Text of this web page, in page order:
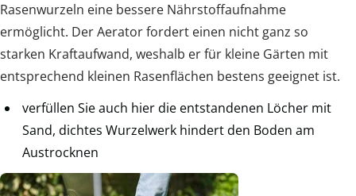
Rasenwurzeln eine bessere Nährstoffaufnahme
ermöglicht. Der Aerator fordert einen nicht ganz so
starken Kraftaufwand, weshalb er für kleine Gärten mit
entsprechend kleinen Rasenflächen bestens geeignet ist.
verfüllen Sie auch hier die entstandenen Löcher mit
Sand, dichtes Wurzelwerk hindert den Boden am
Austrocknen